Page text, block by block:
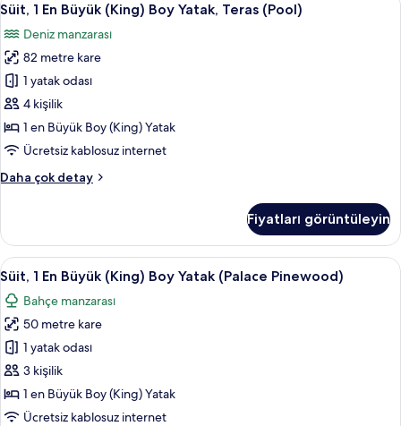
Yatak,
Manzaralı
hakkında
daha
fazla
detay
1
En
Büyük
(King)
Boy
Yatak,
Teras
için
görün
6
Süit, 1 En Büyük (King) Boy Yatak, Teras (Pool)
Deniz manzarası
82 metre kare
1 yatak odası
4 kişilik
1 en Büyük Boy (King) Yatak
Ücretsiz kablosuz internet
Daha çok detay
Süit,
(King)
Boy
Yatak,
(Pool)
hakkında
daha
fazla
detay
Fiyatları görüntüleyin
Süit,
1
En
Büyük
(King)
Boy
Yatak
(Palace
Mısır pamuklu çarşaf takımı, kaliteli
4
Süit, 1 En Büyük (King) Boy Yatak (Palace Pinewood)
Bahçe manzarası
50 metre kare
1 yatak odası
3 kişilik
1 en Büyük Boy (King) Yatak
Ücretsiz kablosuz internet